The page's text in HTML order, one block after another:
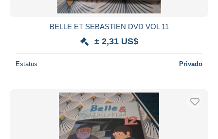
BELLE ET SEBASTIEN DVD VOL 11
± 2,31 US$
Estatus Privado